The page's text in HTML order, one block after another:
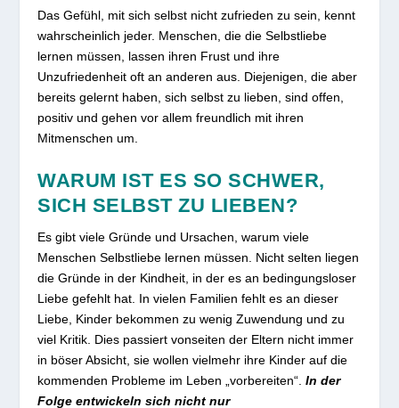
Das Gefühl, mit sich selbst nicht zufrieden zu sein, kennt
wahrscheinlich jeder. Menschen, die die Selbstliebe
lernen müssen, lassen ihren Frust und ihre
Unzufriedenheit oft an anderen aus. Diejenigen, die aber
bereits gelernt haben, sich selbst zu lieben, sind offen,
positiv und gehen vor allem freundlich mit ihren
Mitmenschen um.
WARUM IST ES SO SCHWER,
SICH SELBST ZU LIEBEN?
Es gibt viele Gründe und Ursachen, warum viele
Menschen Selbstliebe lernen müssen. Nicht selten liegen
die Gründe in der Kindheit, in der es an bedingungsloser
Liebe gefehlt hat. In vielen Familien fehlt es an dieser
Liebe, Kinder bekommen zu wenig Zuwendung und zu
viel Kritik. Dies passiert vonseiten der Eltern nicht immer
in böser Absicht, sie wollen vielmehr ihre Kinder auf die
kommenden Probleme im Leben „vorbereiten“.In der
Folge entwickeln sich nicht nur